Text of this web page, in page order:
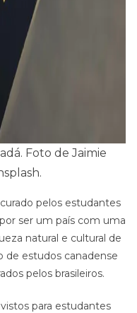
Foto de Jaimie
pelos estudantes
ser um país com uma
natural e cultural de
de estudos canadense
pelos brasileiros.
para estudantes